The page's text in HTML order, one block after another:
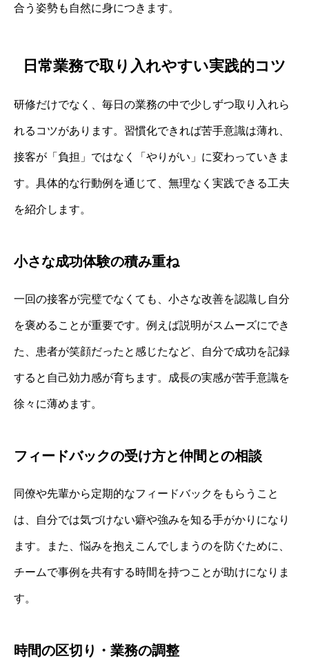
合う姿勢も自然に身につきます。
日常業務で取り入れやすい実践的コツ
研修だけでなく、毎日の業務の中で少しずつ取り入れら
れるコツがあります。習慣化できれば苦手意識は薄れ、
接客が「負担」ではなく「やりがい」に変わっていきま
す。具体的な行動例を通じて、無理なく実践できる工夫
を紹介します。
小さな成功体験の積み重ね
一回の接客が完璧でなくても、小さな改善を認識し自分
を褒めることが重要です。例えば説明がスムーズにでき
た、患者が笑顔だったと感じたなど、自分で成功を記録
すると自己効力感が育ちます。成長の実感が苦手意識を
徐々に薄めます。
フィードバックの受け方と仲間との相談
同僚や先輩から定期的なフィードバックをもらうこと
は、自分では気づけない癖や強みを知る手がかりになり
ます。また、悩みを抱えこんでしまうのを防ぐために、
チームで事例を共有する時間を持つことが助けになりま
す。
時間の区切り・業務の調整